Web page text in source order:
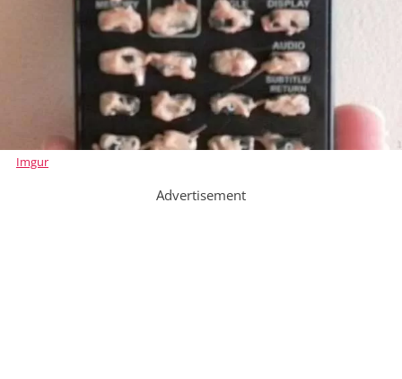
Imgur
Advertisement